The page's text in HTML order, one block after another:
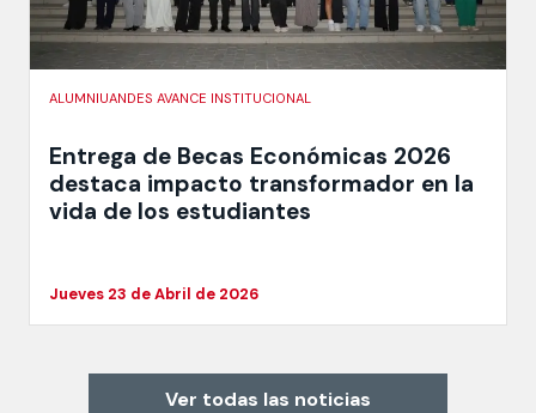
ALUMNIUANDES AVANCE INSTITUCIONAL
Entrega de Becas Económicas 2026
destaca impacto transformador en la
vida de los estudiantes
Jueves 23 de Abril de 2026
Ver todas las noticias